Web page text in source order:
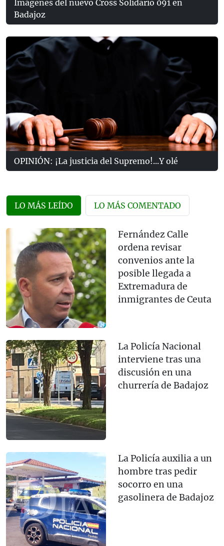
Imágenes del nuevo Cross Solidario 091 en
Badajoz
OPINIÓN: ¡La justicia del Supremo!...Y olé
LO MÁS LEÍDO LO MÁS COMENTADO
Fernández Calle
ordena revisar
convenios ante la
posible llegada a
Extremadura de
inmigrantes de Ceuta
La Policía Nacional
interviene tras una
discusión en una
churrería de Badajoz
La Policía auxilia a un
hombre tras pedir
socorro en una
gasolinera de Badajoz